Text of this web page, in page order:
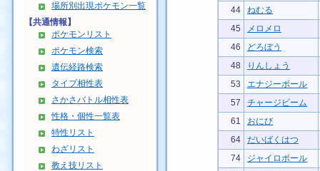
場所別出現ポケモン一覧
【共通情報】
ポケモンリスト
ポケモン検索
遺伝経路検索
タイプ相性表
さかさバトル相性表
性格・個性一覧表
特性リスト
わざリスト
教え技リスト
44
ねむる
45
メロメロ
46
どろぼう
48
りんしょう
53
エナジーボール
57
チャージビーム
61
おにび
64
だいばくはつ
74
ジャイロボール